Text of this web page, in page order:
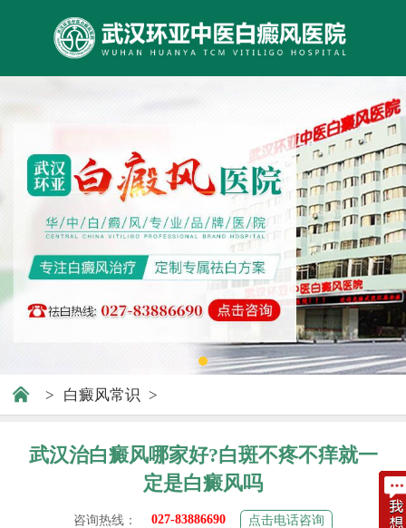
> 白癜风常识 >
武汉治白癜风哪家好?白斑不疼不痒就一
定是白癜风吗
咨询热线： 027-83886690 点击电话咨询